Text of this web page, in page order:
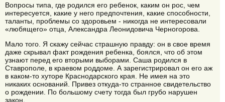
Вопросы типа, где родился его ребенок, каким он рос, чем
интересуется, какие у него предпочтения, какие способности,
таланты, проблемы со здоровьем - никогда не интересовали
«любящего» отца, Александра Леонидовича Черногорова.
Мало того. Я скажу сейчас страшную правду: он в свое время
даже скрывал факт рождения ребенка, боялся, что об этом
узнают перед его вторыми выборами. Саша родился в
Ставрополе, в краевом роддоме. А зарегистрировал он его аж
в каком-то хуторе Краснодарского края. Не имея на это
никаких оснований. Привез откуда-то странное свидетельство
о рождении. По большому счету тогда был грубо нарушен
закон.